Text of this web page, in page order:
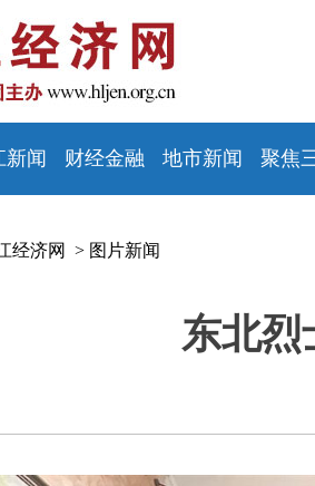
新闻 财经金融 地市新闻 聚焦
经济网 > 图片新闻
东北烈